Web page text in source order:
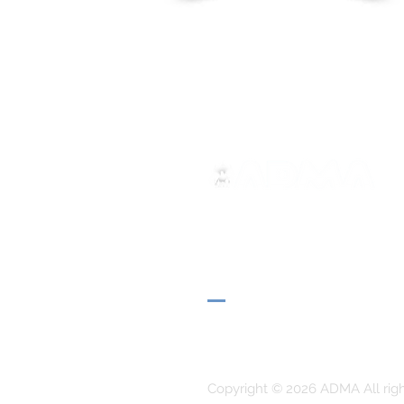
Copyright © 2026 ADMA All